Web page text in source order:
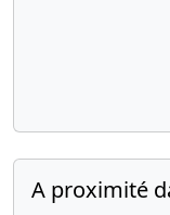
Date
A proximité